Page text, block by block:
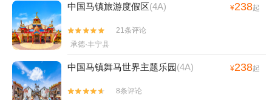
中国马镇旅游度假区(4A) ¥238起


21条评论
承德·丰宁县
中国马镇舞马世界主题乐园(4A) ¥238起


8条评论